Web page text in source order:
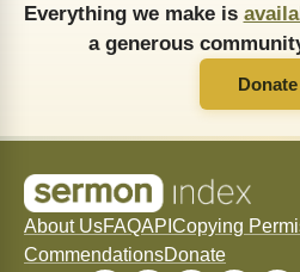
Everything we make is
a generous
Donate
About UsFAQAPI Copying
CommendationsDonate